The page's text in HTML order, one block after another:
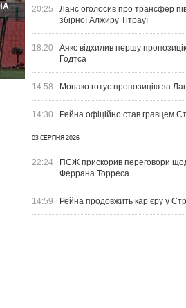
04 СЕРПНЯ 2026
УКРАЇНСЬКИЙ СЛІД У ДРУГОМУ
ПЕРЕМАГАЄ, РОМАНЧУК
ТРИМАЄ РІВЕНЬ, ЛЕХІЯ ЗНОВУ
20:25
Ланс оголосив про трансфер
збірної Алжиру Тітрауї
18:20
Аякс відхилив першу
Годтса
14:58 Монако готує пропозицію за
14:30 Рейна офіційно став гравцем
03 СЕРПНЯ 2026
22:24
ПСЖ прискорив переговори
Феррана Торреса
14:59 Рейна продовжить кар’єру у